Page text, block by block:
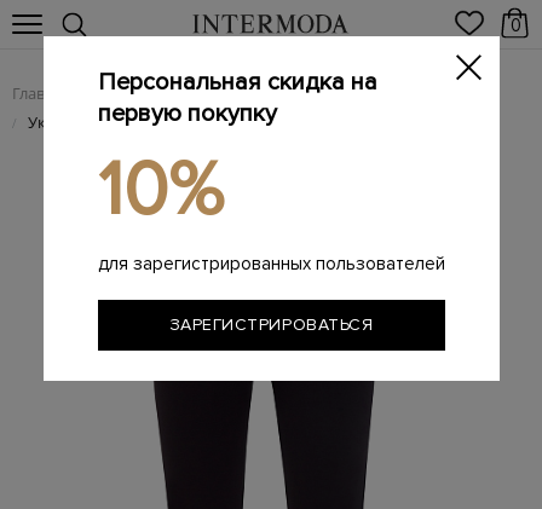
0
Главная Женщинам / Женская одежда / Женские брюки
/ Укороченные брюки облегающего кроя с&nbsp;вышивкой
Персональная скидка на
первую покупку
10%
для зарегистрированных пользователей
ЗАРЕГИСТРИРОВАТЬСЯ